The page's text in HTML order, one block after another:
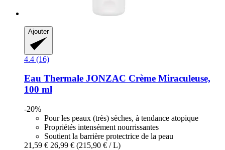
Ajouter
4.4 (16)
Eau Thermale JONZAC Crème Miraculeuse,
100 ml
-20%
Pour les peaux (très) sèches, à tendance atopique
Propriétés intensément nourrissantes
Soutient la barrière protectrice de la peau
21,59 € 26,99 € (215,90 € / L)